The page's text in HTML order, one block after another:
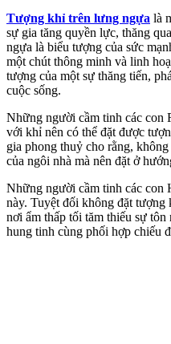
Tượng khỉ trên lưng ngựa là
sự gia tăng quyền lực, thăng
ngựa là biểu tượng của sức
một chút thông minh và linh
tượng của một sự thăng tiến,
cuộc sống.
Những người cầm tinh các con
với khỉ nên có thể đặt được
gia phong thuỷ cho rằng,
của ngôi nhà mà nên đặt ở
Những người cầm tinh các
này. Tuyệt đối không đặt
nơi ẩm thấp tối tăm thiếu sự
hung tinh cùng phối hợp chiếu